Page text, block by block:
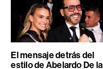
El mensaje detrás del
estilo de Abelardo De la